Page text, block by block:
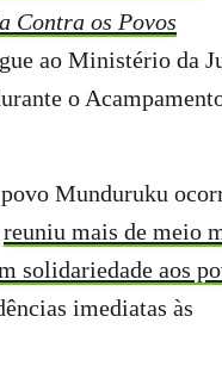
Contra os Povos
ao Ministério da
o
Munduruku
reuniu mais de meio
solidariedade aos
imediatas às